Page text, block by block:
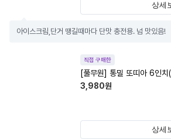
상세
아이스크림,단거 땡길때마다 단맛 충전용. 넘 맛있음!
직접 구매한
[풀무원] 통밀 또띠아 6인치
3,980원
상세